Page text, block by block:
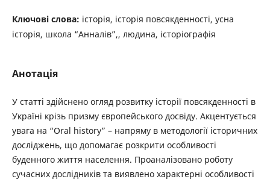
Ключові слова: історія, історія повсякденності, усна
історія, школа “Анналів”,, людина, історіографія
Анотація
У статті здійснено огляд розвитку історії повсякденності в
Україні крізь призму європейського досвіду. Акцентується
увага на “Oral history” – напряму в методології історичних
досліджень, що допомагає розкрити особливості
буденного життя населення. Проаналізовано роботу
сучасних дослідників та виявлено характерні особливості